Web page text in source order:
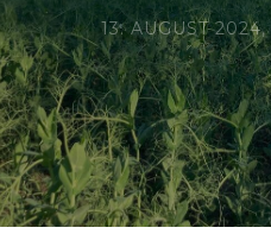
13. AUGUST 2024,